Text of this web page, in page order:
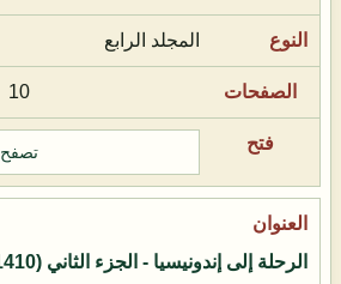
المجلد الرابع
10
تصفح
الرحلة إلى إندونيسيا - الجزء الثاني (1410هـ - 1990م)